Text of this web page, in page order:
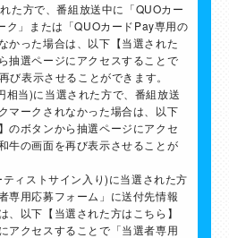
た方で、番組放送中に「QUOカー
ク」または「QUOカードPay専用の
かった場合は、以下【当選された
抽選ページにアクセスすることで
び表示させることができます。
当)に当選された方で、番組放送
マークされなかった場合は、以下
のボタンから抽選ページにアクセ
牛の画面を再び表示させることが
ィストサイン入り)に当選された方
専用応募フォーム」に送付先情報
、以下【当選された方はこちら】
アクセスすることで「当選者専用